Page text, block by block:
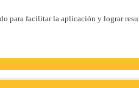
para facilitar la aplicación y lograr